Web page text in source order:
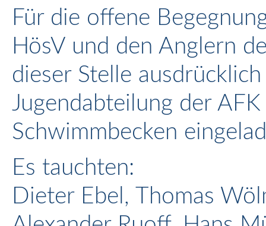
Für die offene
HösV und den Anglern
dieser Stelle
Jugendabteilung der
Schwimmbecken
Es tauchten:
Dieter Ebel, Thomas